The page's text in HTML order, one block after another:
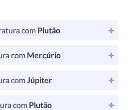
com Plutão
com Mercúrio
comJúpiter
com Plutão